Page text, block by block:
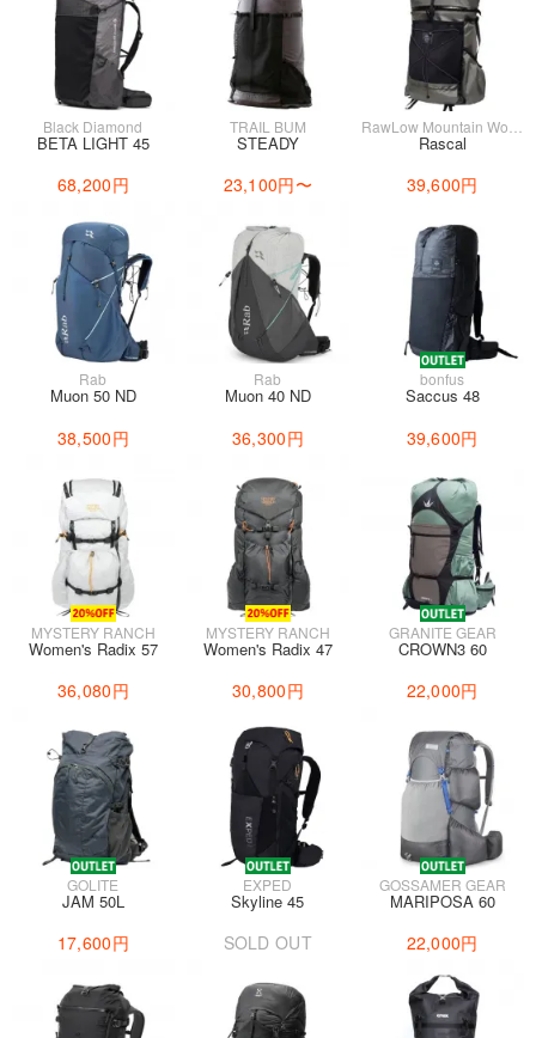
Black Diamond
BETA LIGHT 45
68,200円
TRAIL BUM
STEADY
23,100円〜
Rascal
39,600円
Rab
Muon 50 ND
38,500円
Rab
Muon 40 ND
36,300円
bonfus
Saccus 48
39,600円
MYSTERY RANCH
Women's Radix 57
36,080円
MYSTERY RANCH
Women's Radix 47
30,800円
GRANITE GEAR
CROWN3 60
22,000円
GOLITE
JAM 50L
17,600円
EXPED
Skyline 45
SOLD OUT
GOSSAMER GEAR
MARIPOSA 60
22,000円